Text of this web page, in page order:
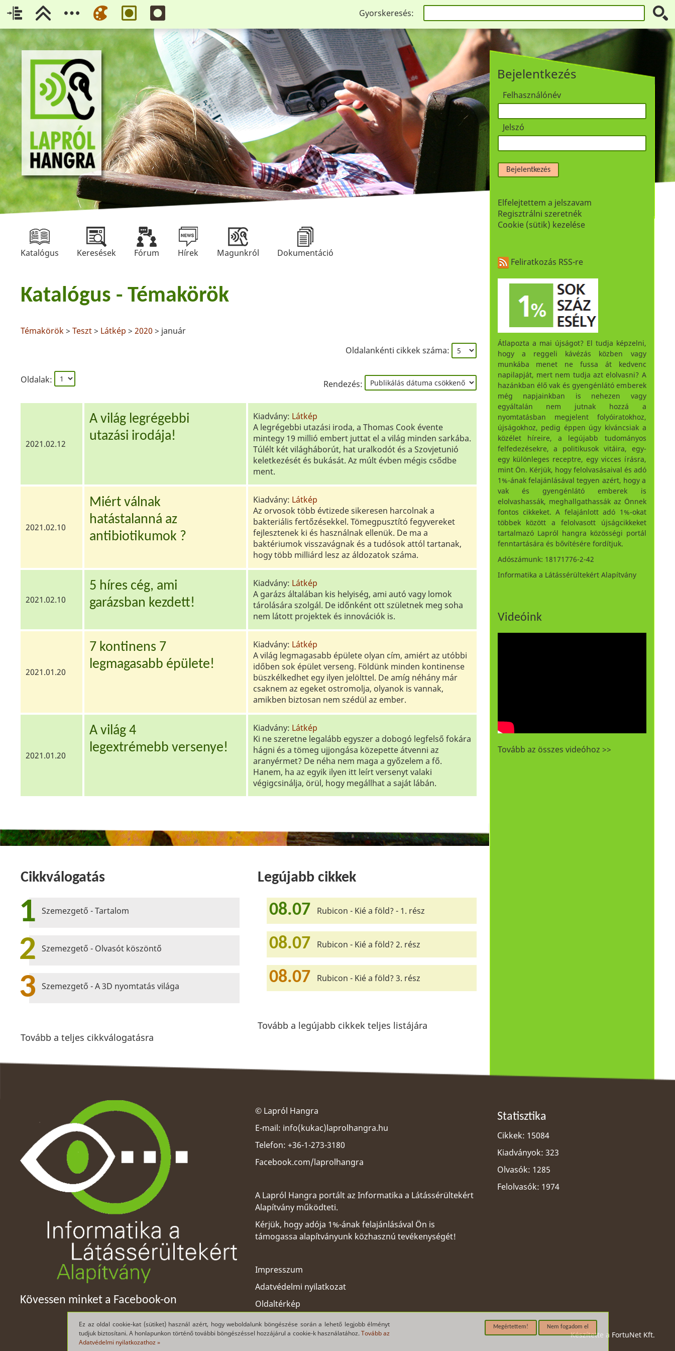
Ez az oldal cookie-kat (sütiket) használ azért, hogy weboldalunk böngészése során a lehető legjobb élményt
tudjuk biztosítani. A honlapunkon történő további böngészéssel hozzájárul a cookie-k használatához.Tovább az
Adatvédelmi nyilatkozathoz »
Megértettem! Nem fogadom el
Gyorskeresés:
Bejelentkezés
Felhasználónév
Jelszó
Bejelentkezés
Elfelejtettem a jelszavam
Regisztrálni szeretnék
Cookie (sütik) kezelése
Katalógus Keresések Fórum Hírek Magunkról Dokumentáció
Katalógus - Témakörök
Témakörök> Teszt> Látkép > 2020 > január
Oldalankénti cikkek száma:
Oldalak: Rendezés:
2021.02.12
A világ legrégebbi
utazási irodája!
Kiadvány: Látkép
A legrégebbi utazási iroda, a Thomas Cook évente
mintegy 19 millió embert juttat el a világ minden sarkába.
Túlélt két világháborút, hat uralkodót és a Szovjetunió
keletkezését és bukását. Az múlt évben mégis csődbe
ment.
2021.02.10
Miért válnak
hatástalanná az
antibiotikumok ?
Kiadvány: Látkép
Az orvosok több évtizede sikeresen harcolnak a
bakteriális fertőzésekkel. Tömegpusztító fegyvereket
fejlesztenek ki és használnak ellenük. De ma a
baktériumok visszavágnak és a tudósok attól tartanak,
hogy több milliárd lesz az áldozatok száma.
2021.02.10
5 híres cég, ami
garázsban kezdett!
Kiadvány: Látkép
A garázs általában kis helyiség, ami autó vagy lomok
tárolására szolgál. De időnként ott születnek meg soha
nem látott projektek és innovációk is.
2021.01.20
7 kontinens 7
legmagasabb épülete!
Kiadvány: Látkép
A világ legmagasabb épülete olyan cím, amiért az utóbbi
időben sok épület verseng. Földünk minden kontinense
büszkélkedhet egy ilyen jelölttel. De amíg néhány már
csaknem az egeket ostromolja, olyanok is vannak,
amikben biztosan nem szédül az ember.
2021.01.20
A világ 4
legextrémebb versenye!
Kiadvány: Látkép
Ki ne szeretne legalább egyszer a dobogó legfelső fokára
hágni és a tömeg ujjongása közepette átvenni az
aranyérmet? De néha nem maga a győzelem a fő.
Hanem, ha az egyik ilyen itt leírt versenyt valaki
végigcsinálja, örül, hogy megállhat a saját lábán.
Cikkválogatás
1 Szemezgető - Tartalom
2 Szemezgető - Olvasót köszöntő
3 Szemezgető - A 3D nyomtatás világa
Tovább a teljes cikkválogatásra
Legújabb cikkek
08.07 Rubicon - Kié a föld? - 1. rész
08.07 Rubicon - Kié a föld? 2. rész
08.07 Rubicon - Kié a föld? 3. rész
Tovább a legújabb cikkek teljes listájára
Feliratkozás RSS-re
Átlapozta a mai újságot? El tudja képzelni,
hogy a reggeli kávézás közben vagy
munkába menet ne fussa át kedvenc
napilapját, mert nem tudja azt elolvasni? A
hazánkban élő vak és gyengénlátó emberek
még napjainkban is nehezen vagy
egyáltalán nem jutnak hozzá a
nyomtatásban megjelent folyóiratokhoz,
újságokhoz, pedig éppen úgy kíváncsiak a
közélet híreire, a legújabb tudományos
felfedezésekre, a politikusok vitáira, egy-
egy különleges receptre, egy vicces írásra,
mint Ön. Kérjük, hogy felolvasásaival és adó
1%-ának felajánlásával tegyen azért, hogy a
vak és gyengénlátó emberek is
elolvashassák, meghallgathassák az Önnek
fontos cikkeket. A felajánlott adó 1%-okat
többek között a felolvasott újságcikkeket
tartalmazó Lapról hangra közösségi portál
fenntartására és bővítésére fordítjuk.
Adószámunk: 18171776-2-42
Informatika a Látássérültekért Alapítvány
Videóink
Tovább az összes videóhoz >>
Kövessen minket a Facebook-on
© Lapról Hangra
E-mail: info(kukac)laprolhangra.hu
Telefon: +36-1-273-3180
Facebook.com/laprolhangra
A Lapról Hangra portált az Informatika a Látássérültekért
Alapítványműködteti.
Kérjük, hogy adója 1%-ának felajánlásával Ön is
támogassa alapítványunk közhasznú tevékenységét!
Impresszum
Adatvédelmi nyilatkozat
Oldaltérkép
Statisztika
Cikkek: 15084
Kiadványok: 323
Olvasók: 1285
Felolvasók: 1974
Készítette a FortuNet Kft.